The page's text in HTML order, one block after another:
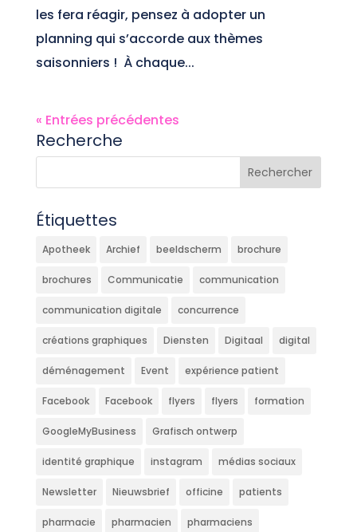
les fera réagir, pensez à adopter un
planning qui s’accorde aux thèmes
saisonniers ! À chaque...
« Entrées précédentes
Recherche
Étiquettes
Apotheek Archief beeldscherm brochure
brochures Communicatie communication
communication digitale concurrence
créations graphiques Diensten Digitaal digital
déménagement Event expérience patient
Facebook Facebook flyers flyers formation
GoogleMyBusiness Grafisch ontwerp
identité graphique instagram médias sociaux
Newsletter Nieuwsbrief officine patients
pharmacie pharmacien pharmaciens